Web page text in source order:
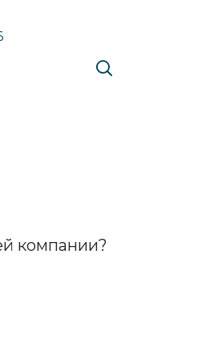
компании?